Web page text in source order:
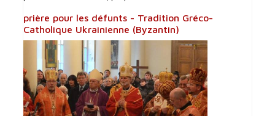
prière pour les défunts - Tradition Gréco-
Catholique Ukrainienne (Byzantin)